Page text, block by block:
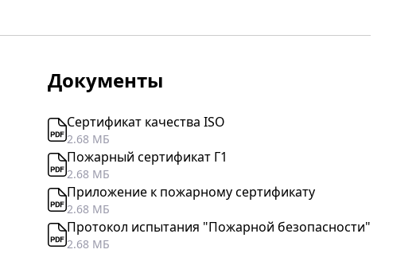
Документы
Сертификат качества ISO
2.68 МБ
Пожарный сертификат Г1
2.68 МБ
Приложение к пожарному сертификату
2.68 МБ
Протокол испытания "Пожарной безопасности"
2.68 МБ